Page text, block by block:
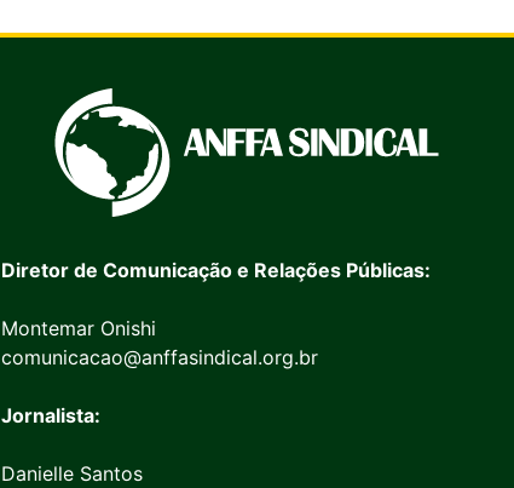
Diretor de Comunicação e Relações Públicas:
Montemar Onishi
comunicacao@anffasindical.org.br
Jornalista:
Danielle Santos